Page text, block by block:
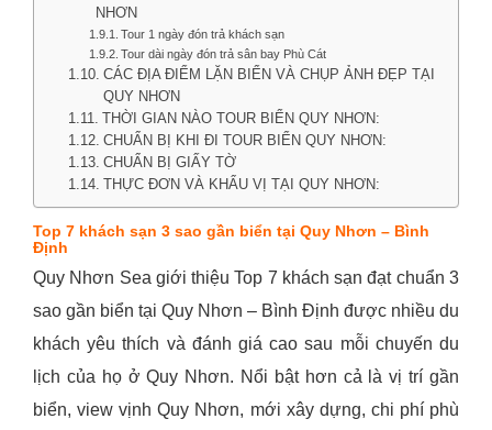
NHƠN
Tour 1 ngày đón trả khách sạn
Tour dài ngày đón trả sân bay Phù Cát
CÁC ĐỊA ĐIỂM LẶN BIỂN VÀ CHỤP ẢNH ĐẸP TẠI
QUY NHƠN
THỜI GIAN NÀO TOUR BIỂN QUY NHƠN:
CHUẨN BỊ KHI ĐI TOUR BIỂN QUY NHƠN:
CHUẨN BỊ GIẤY TỜ
THỰC ĐƠN VÀ KHẨU VỊ TẠI QUY NHƠN:
Top 7 khách sạn 3 sao gần biển tại Quy Nhơn – Bình
Định
Quy Nhơn Sea giới thiệu Top 7 khách sạn đạt chuẩn 3
sao gần biển tại Quy Nhơn – Bình Định được nhiều du
khách yêu thích và đánh giá cao sau mỗi chuyến du
lịch của họ ở Quy Nhơn. Nổi bật hơn cả là vị trí gần
biển, view vịnh Quy Nhơn, mới xây dựng, chi phí phù